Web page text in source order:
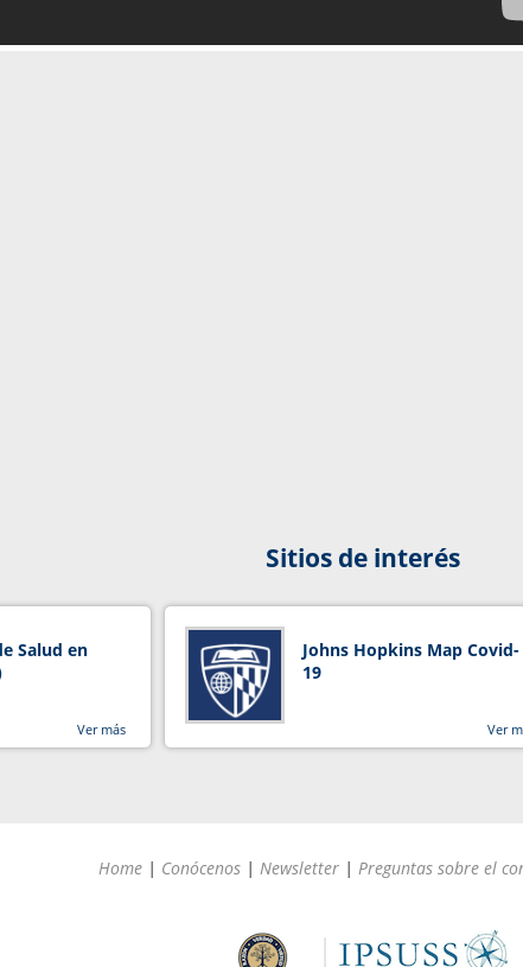
Sitios de interés
Salud en
Ver más
Johns Hopkins Map Covid-
19
Ver
Home | Conócenos | Newsletter | Preguntas sobre el